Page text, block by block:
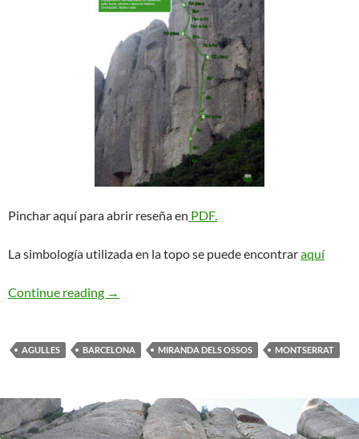
Pinchar aquí para abrir reseña en PDF.
La simbología utilizada en la topo se puede encontraraquí
Continue reading Gironella + Lusilla. Miranda dels Ossos
→
AGULLES BARCELONA MIRANDA DELS OSSOS MONTSERRAT